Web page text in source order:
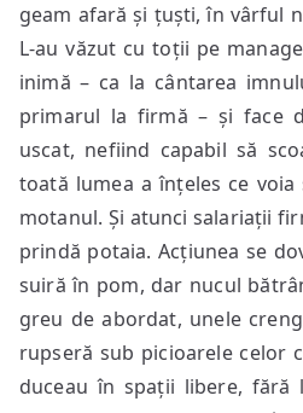
geam afară și țuști, în vârful
L-au văzut cu toții pe
inimă – ca la cântarea
primarul la firmă – și face
uscat, nefiind capabil să
toată lumea a înțeles ce
motanul. Și atunci salariații
prindă potaia. Acțiunea se
suiră în pom, dar nucul
greu de abordat, unele
rupseră sub picioarele celor
duceau în spații libere,